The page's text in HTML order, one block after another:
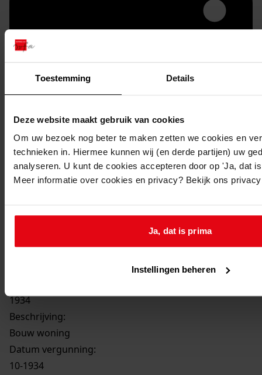
Toestemming Details
Deze website maakt gebruik van cookies
Om uw bezoek nog beter te maken zetten we cookies en
technieken in. Hiermee kunnen wij (en derde partijen) uw
analyseren. U kunt de cookies accepteren door op 'Ja, dat
Meer informatie over cookies en privacy? Bekijk ons
Ja, dat is prima
Instellingen beheren
Printen
duurzaam webadres
Inventaris
1934
Beschrijving:
Bouw woning
Datum vergunning:
10-1934